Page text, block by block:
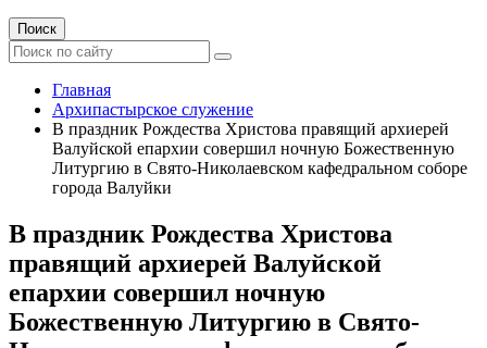
Поиск
Главная
Архипастырское служение
В праздник Рождества Христова правящий архиерей
Валуйской епархии совершил ночную Божественную
Литургию в Свято-Николаевском кафедральном соборе
города Валуйки
В праздник Рождества Христова
правящий архиерей Валуйской
епархии совершил ночную
Божественную Литургию в Свято-